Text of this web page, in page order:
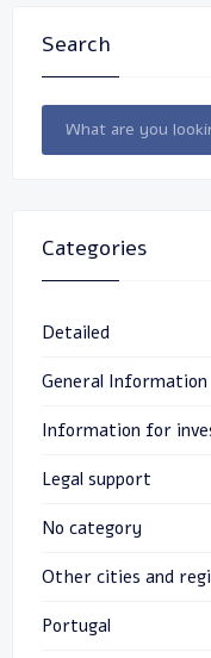
Search
Categories
Detailed
General Information
Information for
Legal support
No category
Other cities and
Portugal